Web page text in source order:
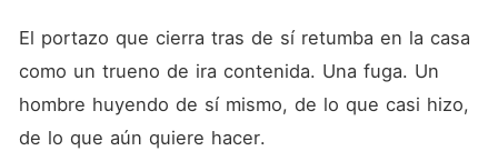
El portazo que cierra tras de sí retumba en la casa
como un trueno de ira contenida. Una fuga. Un
hombre huyendo de sí mismo, de lo que casi hizo,
de lo que aún quiere hacer.